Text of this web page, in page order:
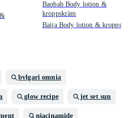
Baobab Body lotion &
kroppskräm
Baija Body lotion &
bvlgari omnia
glow recipe jet set sun
niacinamide